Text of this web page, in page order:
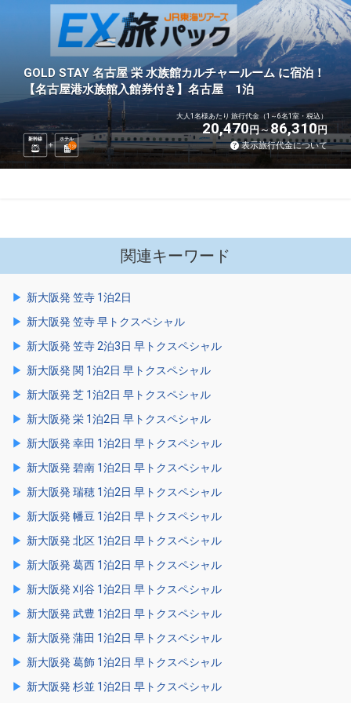
GOLD STAY 名古屋 栄 水族館カルチャールーム に宿泊！
【名古屋港水族館入館券付き】名古屋 1泊
新幹線
ホテル
1 泊
大人1名様あたり 旅行代金（1～6名1室・税込）
20,470円 86,310円
表示旅行代金について
関連キーワード
新大阪発 笠寺 1泊2日
新大阪発 笠寺 早トクスペシャル
新大阪発 笠寺 2泊3日 早トクスペシャル
新大阪発 関 1泊2日 早トクスペシャル
新大阪発 芝 1泊2日 早トクスペシャル
新大阪発 栄 1泊2日 早トクスペシャル
新大阪発 幸田 1泊2日 早トクスペシャル
新大阪発 碧南 1泊2日 早トクスペシャル
新大阪発 瑞穂 1泊2日 早トクスペシャル
新大阪発 幡豆 1泊2日 早トクスペシャル
新大阪発 北区 1泊2日 早トクスペシャル
新大阪発 葛西 1泊2日 早トクスペシャル
新大阪発 刈谷 1泊2日 早トクスペシャル
新大阪発 武豊 1泊2日 早トクスペシャル
新大阪発 蒲田 1泊2日 早トクスペシャル
新大阪発 葛飾 1泊2日 早トクスペシャル
新大阪発 杉並 1泊2日 早トクスペシャル